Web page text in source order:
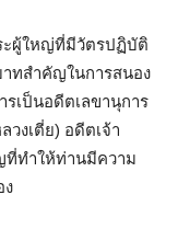
ะผู้ใหญ่ที่มีวัตรปฏิบัติ
ทสำคัญในการสนอง
เป็นอดีตเลขานุการ
งเตี่ย) อดีตเจ้า
ที่ทำให้ท่านมีความ
ง